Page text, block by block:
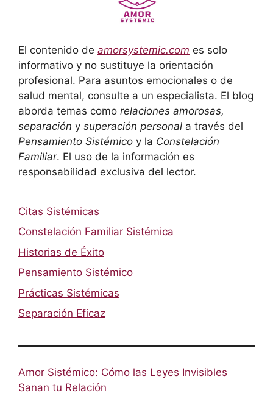
El contenido de amorsystemic.com es solo
informativo y no sustituye la orientación
profesional. Para asuntos emocionales o de
salud mental, consulte a un especialista. El blog
aborda temas como relaciones amorosas,
separación y superación personal a través del
Pensamiento Sistémico y la Constelación
Familiar. El uso de la información es
responsabilidad exclusiva del lector.
Citas Sistémicas
Constelación Familiar Sistémica
Historias de Éxito
Pensamiento Sistémico
Prácticas Sistémicas
Separación Eficaz
Amor Sistémico: Cómo las Leyes Invisibles
Sanan tu Relación